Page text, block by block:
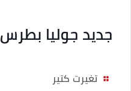
جديد جوليا بطرس
تغيرت كتير